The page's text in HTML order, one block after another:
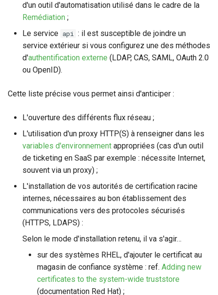
d'un outil d'automatisation utilisé dans le cadre de la
Remédiation ;
Le service api : il est susceptible de joindre un
service extérieur si vous configurez une des méthodes
d'authentification externe (LDAP, CAS, SAML, OAuth 2.0
ou OpenID).
Cette liste précise vous permet ainsi d'anticiper :
L'ouverture des différents flux réseau ;
L'utilisation d'un proxy HTTP(S) à renseigner dans les
variables d'environnement appropriées (cas d'un outil
de ticketing en SaaS par exemple : nécessite Internet,
souvent via un proxy) ;
L'installation de vos autorités de certification racine
internes, nécessaires au bon établissement des
communications vers des protocoles sécurisés
(HTTPS, LDAPS) :
Selon le mode d'installation retenu, il va s'agir…
sur des systèmes RHEL, d'ajouter le certificat au
magasin de confiance système : ref. Adding new
certificates to the system-wide truststore
(documentation Red Hat) ;